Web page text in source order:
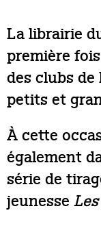
La librairie
première
des clubs
petits et
À cette
également
série de
jeunesse